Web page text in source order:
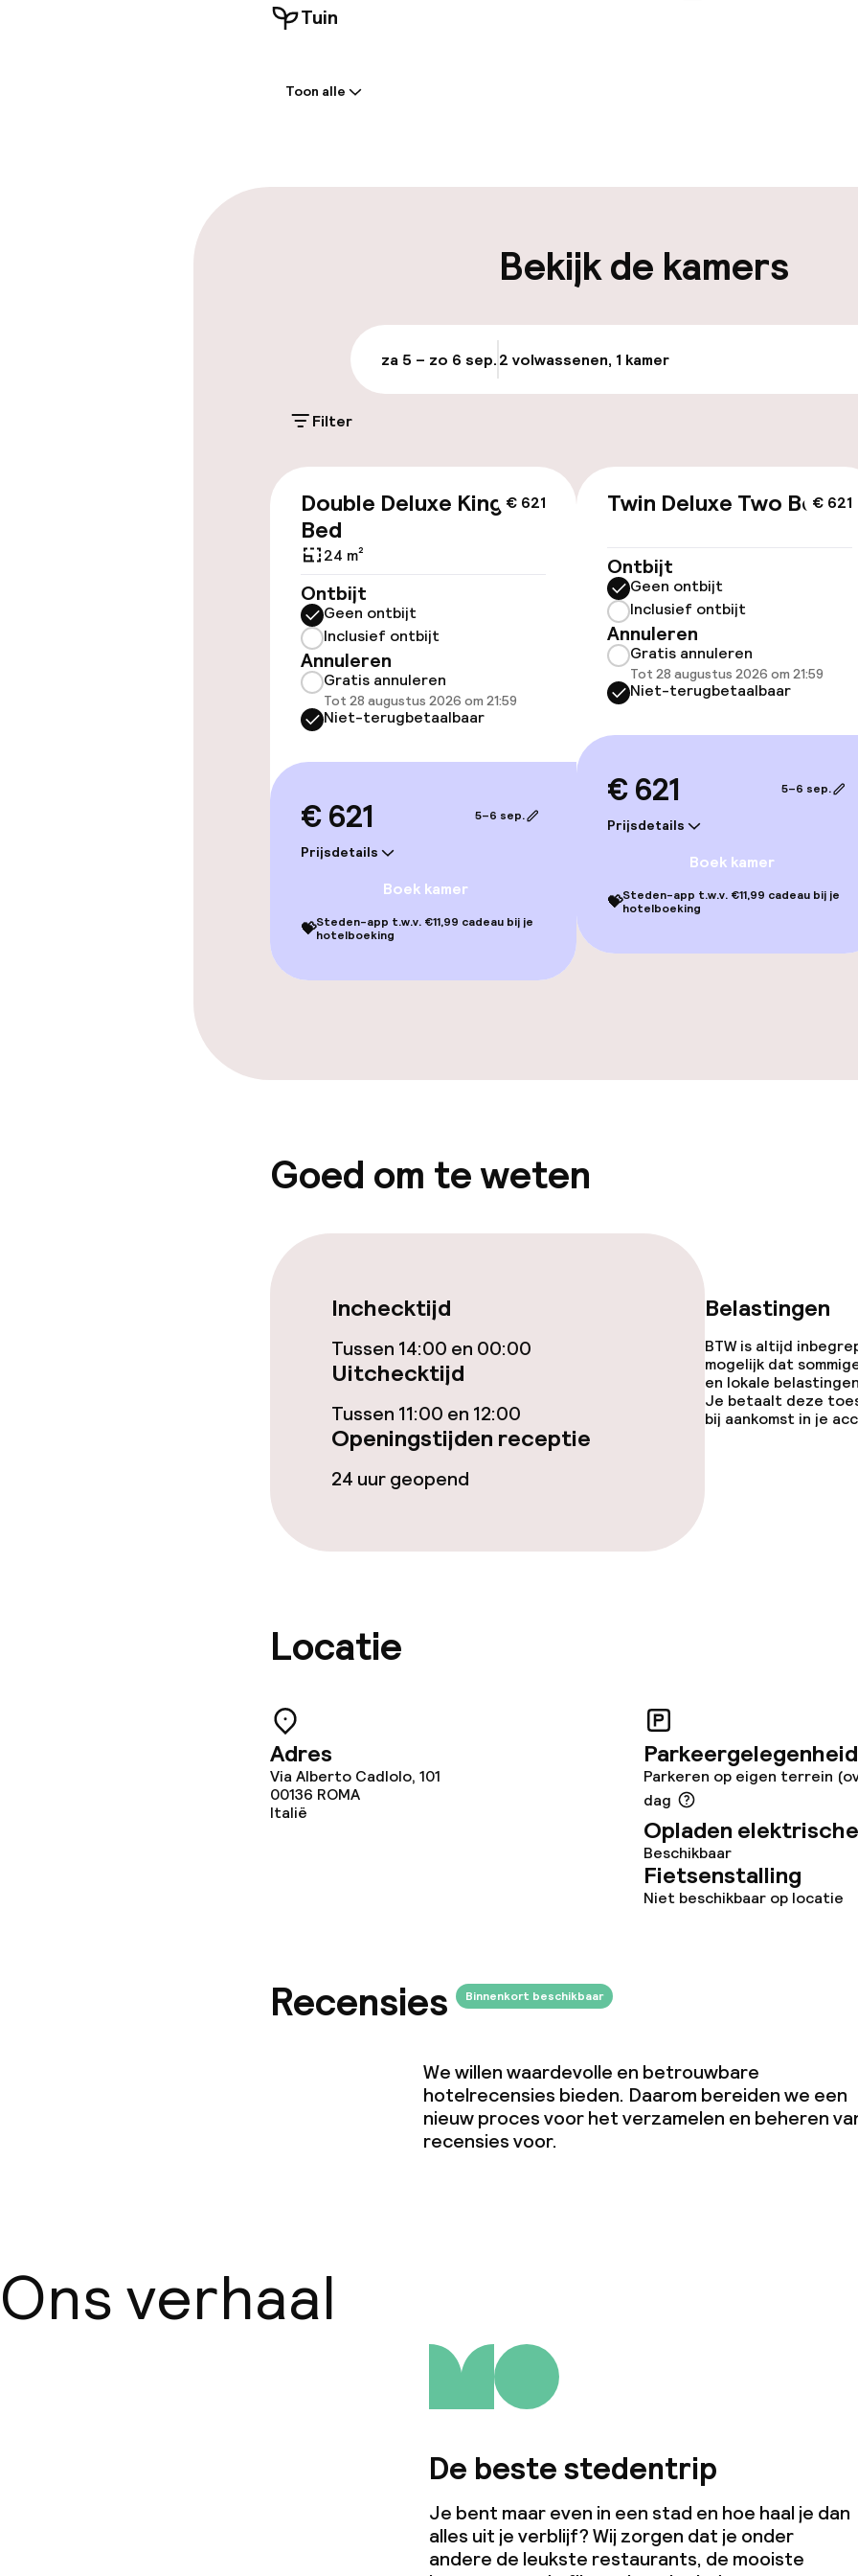
Tuin
Parkeergelegenheid op eigen
€ 25,00 per dag
Parkeerservice
Openbaar
Oplaadpunt
Toegankelijkheid
Overal rolstoeltoegankelijk
Lift
Zwemmen & wellness
Zoetwater binnenzwembad
Zoetwater buitenzwembad
Ligstoelen
Hot tub
Stoombad
Turks stoombad
Massage
Ontbijtbuffet
Lunch à la carte
Speciale dieetopties
Faciliteiten en diensten voor kinderen
kinderen
Babysitservice
Schoonmaakvoorzieningen
Wasfaciliteiten (wasmachine)
Vergaderruimte
Overal rookvrij
Toon alle
Bekijk de kamers
za 5 – zo 6 sep.2 volwassenen, 1 kamer
Filter
€ 621
Double Deluxe King
Bed
24 m²
Ontbijt
Geen ontbijt
Inclusief ontbijt
Annuleren
Gratis annuleren
Tot 28 augustus 2026 om 21:59
Niet-terugbetaalbaar
€ 621
Prijsdetails
5–6 sep.
Boek kamer
💝Steden-app t.w.v. €11,99 cadeau bij je
hotelboeking
€ 621
Twin Deluxe Two Beds
Ontbijt
Geen ontbijt
Inclusief ontbijt
Annuleren
Gratis annuleren
Tot 28 augustus 2026 om 21:59
Niet-terugbetaalbaar
€ 621
Prijsdetails
5–6 sep.
Boek kamer
💝Steden-app t.w.v. €11,99 cadeau bij je
hotelboeking
Goed om te weten
Inchecktijd
Tussen 14:00 en 00:00
Uitchecktijd
Tussen 11:00 en 12:00
Openingstijden receptie
24 uur geopend
Belastingen
BTW is altijd
mogelijk dat
en lokale
Je betaalt deze
bij aankomst in je
Locatie
Adres
Via Alberto Cadlolo, 101
00136 ROMA
Italië
Parkeergelegenheid
Parkeren op eigen terrein
dag
Opladen
Beschikbaar
Fietsenstalling
Niet beschikbaar op locatie
Recensies Binnenkort beschikbaar
We willen waardevolle en betrouwbare
hotelrecensies bieden. Daarom bereiden we een
nieuw proces voor het verzamelen en beheren
recensies voor.
Ons verhaal
De beste stedentrip
Je bent maar even in een stad en hoe haal je dan
alles uit je verblijf? Wij zorgen dat je onder
andere de leukste restaurants, de mooiste